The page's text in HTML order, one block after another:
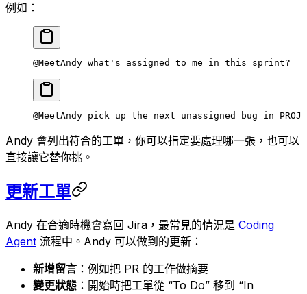
例如：
@MeetAndy what's assigned to me in this sprint?
@MeetAndy pick up the next unassigned bug in PROJ
Andy 會列出符合的工單，你可以指定要處理哪一張，也可以
直接讓它替你挑。
更新工單
Andy 在合適時機會寫回 Jira，最常見的情況是 Coding
Agent 流程中。Andy 可以做到的更新：
新增留言 ：例如把 PR 的工作做摘要
變更狀態 ：開始時把工單從 “To Do” 移到 “In